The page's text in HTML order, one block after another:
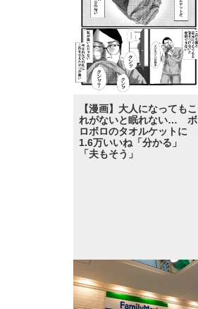
【漫画】大人になってもこ
れがないと眠れない… ボ
ロボロのタオルケットに
1.6万いいね「分かる」
「夫もそう」